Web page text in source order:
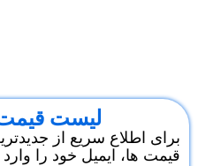
لیست
برای اطلاع سریع از
قیمت ها، ایمیل خود را وارد